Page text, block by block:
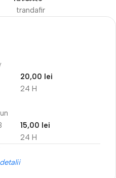
trandafir
24 H
20,00 lei
24 H
15,00 lei
detalii